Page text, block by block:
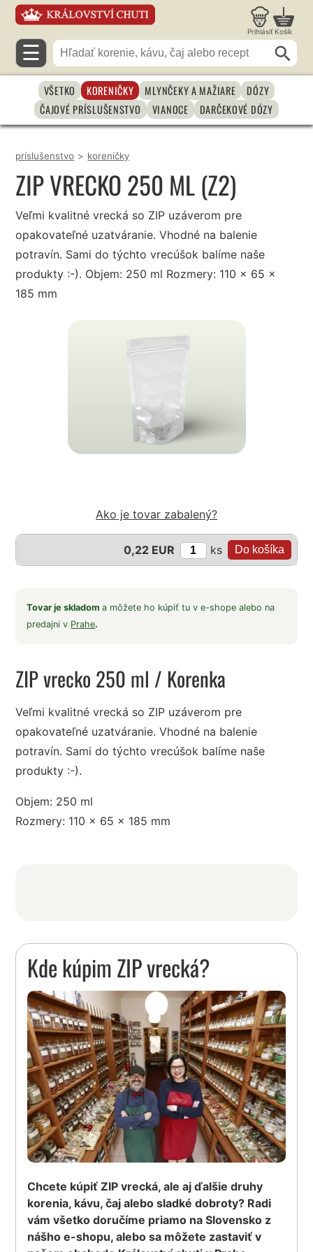
Prihlásiť Košík
☰
VŠETKO KORENIČKY MLYNČEKY A MAŽIARE
DÓZY
ČAJOVÉ PRÍSLUŠENSTVO
VIANOCE DARČEKOVÉ DÓZY
príslušenstvo > koreničky
ZIP VRECKO 250 ML (Z2)
Veľmi kvalitné vrecká so ZIP uzáverom pre
opakovateľné uzatváranie. Vhodné na balenie
potravín. Sami do týchto vrecúšok balíme naše
produkty :-). Objem: 250 ml Rozmery: 110 x 65 x
185 mm
Ako je tovar zabalený?
0,22 EUR ks
Tovar je skladoma môžete ho kúpiť tu v e-shope alebo na
predajni v Prahe.
ZIP vrecko 250 ml / Korenka
Veľmi kvalitné vrecká so ZIP uzáverom pre
opakovateľné uzatváranie. Vhodné na balenie
potravín. Sami do týchto vrecúšok balíme naše
produkty :-).
Objem: 250 ml
Rozmery: 110 x 65 x 185 mm
Kde kúpim ZIP vrecká?
Chcete kúpiť ZIP vrecká, ale aj ďalšie druhy
korenia, kávu, čaj alebo sladké dobroty? Radi
vám všetko doručíme priamo na Slovensko z
nášho e-shopu, alebo sa môžete zastaviť v